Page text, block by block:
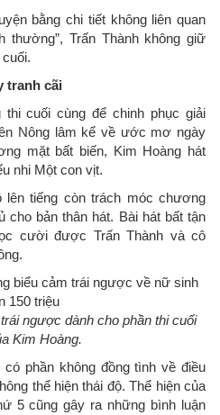
bằng chi tiết không liên quan
thường”, Trấn Thành không giữ
tranh cãi
cuối cùng để chinh phục giải
Nông lâm kể về ước mơ ngày
mặt bất biến, Kim Hoàng hát
nhi Một con vịt.
tiếng còn trách móc chương
cho bản thân hát. Bài hát bất tận
cười được Trấn Thành và cô
ngược dành cho phần thi cuối
Kim Hoàng.
phần không đồng tình về điều
thể hiện thái độ. Thể hiện của
5 cũng gây ra những bình luận